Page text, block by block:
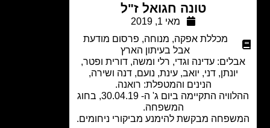
טונה חגואל ז"ל
מאי 1, 2019
מכללת אפקה,מנוחה, פרסום מודעת
אבל בעיתון הארץ
עדינה וגדי, רלי ומשה, דורית ופטר,
יונתן, דני, יואב, עינת, נועם, דנה ושירה,
הנינים והמטפלת: רואנה.
ההלוויה התקיימה ביום ג' ה- 30.04.19, בחוג
המשפחה.
מבקשת להימנע מביקורי ניחומים.